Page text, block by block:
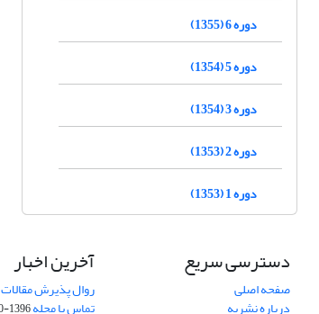
دوره 6 (1355)
دوره 5 (1354)
دوره 3 (1354)
دوره 2 (1353)
دوره 1 (1353)
دسترسی سریع
صفحه اصلی
درباره نشریه
آخرین اخبار
روال پذیرش مقالات
تماس با مجله1396-10-12